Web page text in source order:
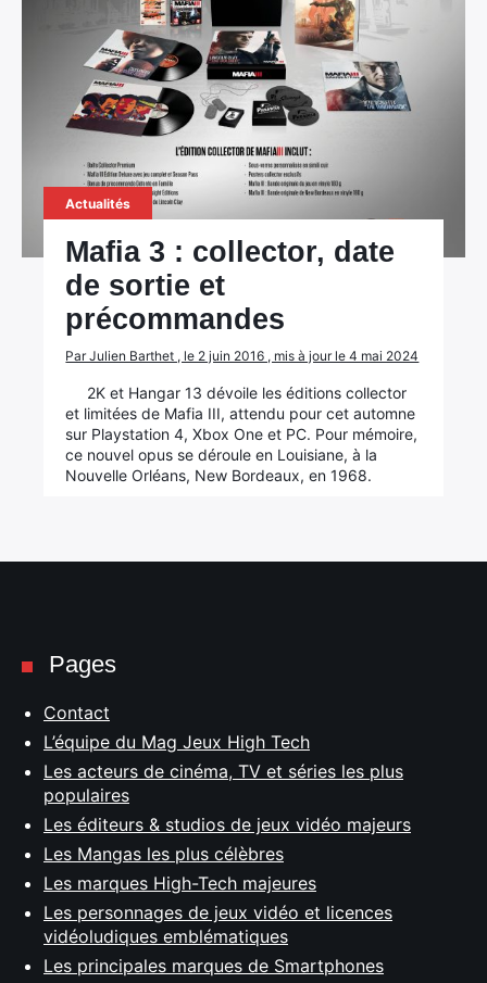
Actualités
Mafia 3 : collector, date
de sortie et
précommandes
Par Julien Barthet , le 2 juin 2016 , mis à jour le 4 mai 2024
2K et Hangar 13 dévoile les éditions collector
et limitées de Mafia III, attendu pour cet automne
sur Playstation 4, Xbox One et PC. Pour mémoire,
ce nouvel opus se déroule en Louisiane, à la
Nouvelle Orléans, New Bordeaux, en 1968.
Pages
Contact
L’équipe du Mag Jeux High Tech
Les acteurs de cinéma, TV et séries les plus
populaires
Les éditeurs & studios de jeux vidéo majeurs
Les Mangas les plus célèbres
Les marques High-Tech majeures
Les personnages de jeux vidéo et licences
vidéoludiques emblématiques
Les principales marques de Smartphones